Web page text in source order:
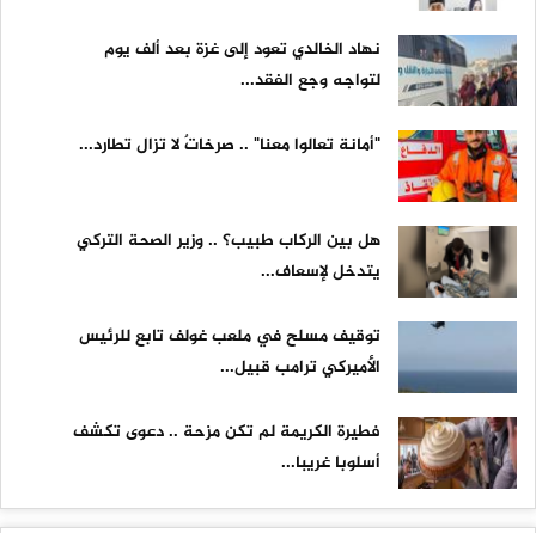
نهاد الخالدي تعود إلى غزة بعد ألف يوم
لتواجه وجع الفقد...
"أمانة تعالوا معنا" .. صرخاتٌ لا تزال تطارد...
هل بين الركاب طبيب؟ .. وزير الصحة التركي
يتدخل لإسعاف...
توقيف مسلح في ملعب غولف تابع للرئيس
الأميركي ترامب قبيل...
فطيرة الكريمة لم تكن مزحة .. دعوى تكشف
أسلوبا غريبا...